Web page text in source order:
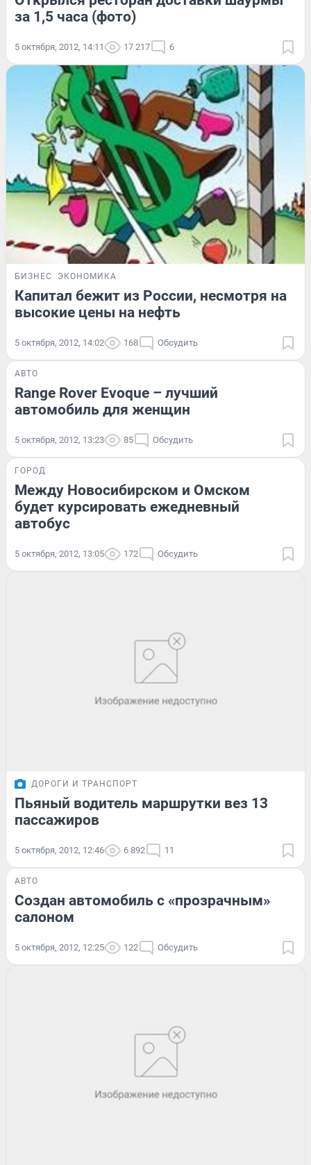
за 1,5 часа (фото)
5 октября, 2012, 14:11 17 217 6
БИЗНЕС ЭКОНОМИКА
Капитал бежит из России, несмотря на
высокие цены на нефть
5 октября, 2012, 14:02 168 Обсудить
АВТО
Range Rover Evoque – лучший
автомобиль для женщин
5 октября, 2012, 13:23 85 Обсудить
ГОРОД
Между Новосибирском и Омском
будет курсировать ежедневный
автобус
5 октября, 2012, 13:05 172 Обсудить
ДОРОГИ И ТРАНСПОРТ
Пьяный водитель маршрутки вез 13
пассажиров
5 октября, 2012, 12:46 6 892 11
АВТО
Создан автомобиль с «прозрачным»
салоном
5 октября, 2012, 12:25 122 Обсудить